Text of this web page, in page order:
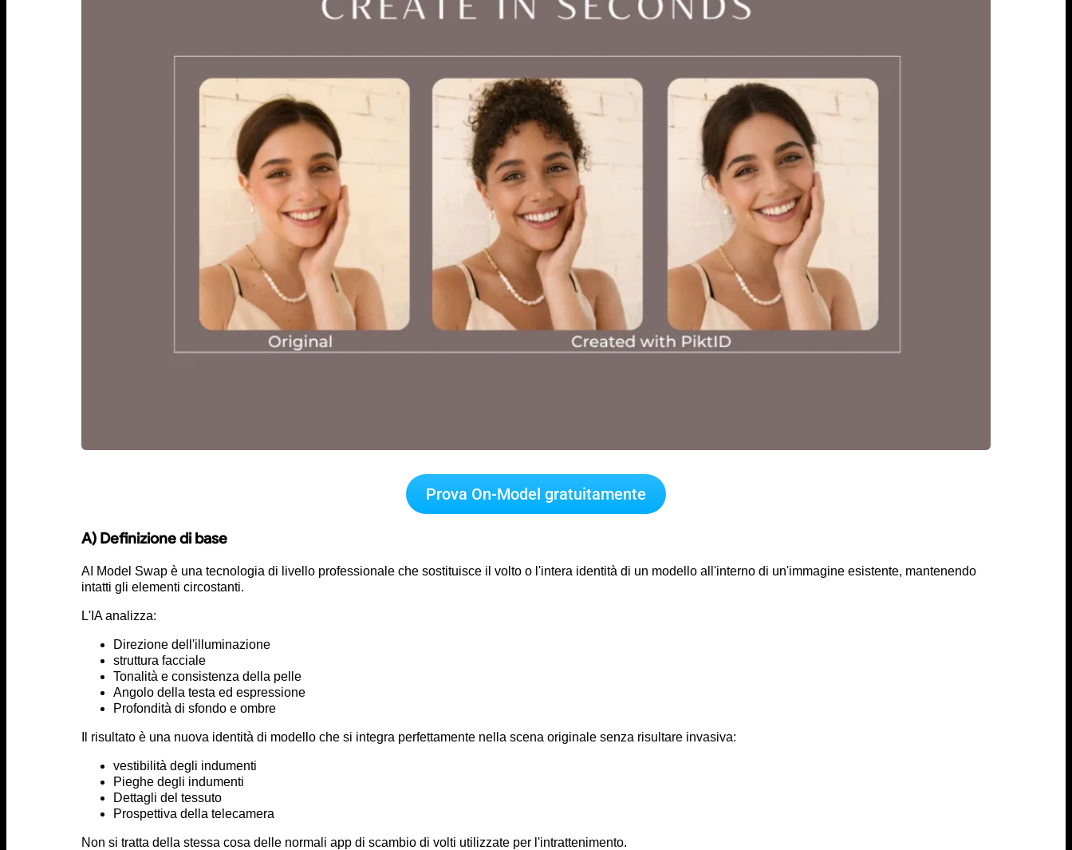
Prova On-Model gratuitamente
A) Definizione di base
AI Model Swap è una tecnologia di livello professionale che sostituisce il volto o l'intera identità di un modello all'interno di un'immagine esistente, mantenendo
intatti gli elementi circostanti.
L'IA analizza:
Direzione dell'illuminazione
struttura facciale
Tonalità e consistenza della pelle
Angolo della testa ed espressione
Profondità di sfondo e ombre
Il risultato è una nuova identità di modello che si integra perfettamente nella scena originale senza risultare invasiva:
vestibilità degli indumenti
Pieghe degli indumenti
Dettagli del tessuto
Prospettiva della telecamera
Non si tratta della stessa cosa delle normali app di scambio di volti utilizzate per l'intrattenimento.